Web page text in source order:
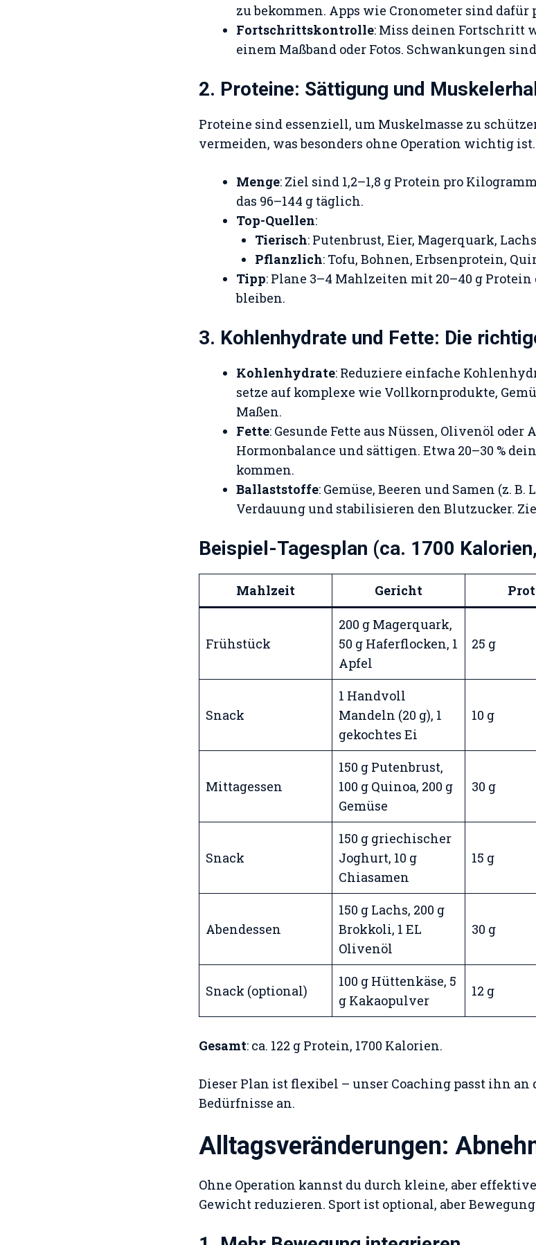
zu bekommen. Apps wie Cronometer sind dafür
Fortschrittskontrolle: Miss deinen Fortschritt
einem Maßband oder Fotos. Schwankungen
2. Proteine: Sättigung und
Proteine sind essenziell, um Muskelmasse zu
vermeiden, was besonders ohne Operation wichtig ist.
Menge: Ziel sind 1,2–1,8 g Protein pro
das 96–144 g täglich.
Top-Quellen:
Tierisch: Putenbrust, Eier, Magerquark,
Pflanzlich: Tofu, Bohnen, Erbsenprotein,
Tipp: Plane 3–4 Mahlzeiten mit 20–40 g
bleiben.
3. Kohlenhydrate und Fette: Die
Kohlenhydrate: Reduziere einfache
setze auf komplexe wie Vollkornprodukte,
Maßen.
Fette: Gesunde Fette aus Nüssen, Olivenöl
Hormonbalance und sättigen. Etwa 20–30 %
kommen.
Ballaststoffe: Gemüse, Beeren und Samen (z.
Verdauung und stabilisieren den Blutzucker.
Beispiel-Tagesplan (ca. 1700
Mahlzeit Gericht
Frühstück
200 g Magerquark,
50 g Haferflocken, 1
Apfel
25 g
Snack
1 Handvoll
Mandeln (20 g), 1
gekochtes Ei
10 g
Mittagessen
150 g Putenbrust,
100 g Quinoa, 200 g
Gemüse
30 g
Snack
150 g griechischer
Joghurt, 10 g
Chiasamen
15 g
Abendessen
150 g Lachs, 200 g
Brokkoli, 1 EL
Olivenöl
30 g
Snack (optional)
100 g Hüttenkäse, 5
g Kakaopulver
12 g
Gesamt: ca. 122 g Protein, 1700 Kalorien.
Dieser Plan ist flexibel – unser Coaching passt ihn
Bedürfnisse an.
Alltagsveränderungen:
Ohne Operation kannst du durch kleine, aber
Gewicht reduzieren. Sport ist optional, aber